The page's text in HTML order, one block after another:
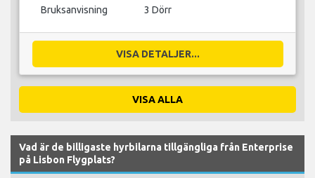
Bruksanvisning 3 Dörr
VISA DETALJER...
VISA ALLA
Vad är de billigaste hyrbilarna tillgängliga från Enterprise
på Lisbon Flygplats?